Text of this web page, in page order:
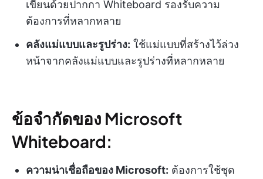
เขียนด้วยปากกา Whiteboard รองรับความ
ต้องการที่หลากหลาย
คลังแม่แบบและรูปร่าง: ใช้แม่แบบที่สร้างไว้ล่วง
หน้าจากคลังแม่แบบและรูปร่างที่หลากหลาย
ข้อจำกัดของ Microsoft
Whiteboard:
ความน่าเชื่อถือของ Microsoft: ต้องการใช้ชุด